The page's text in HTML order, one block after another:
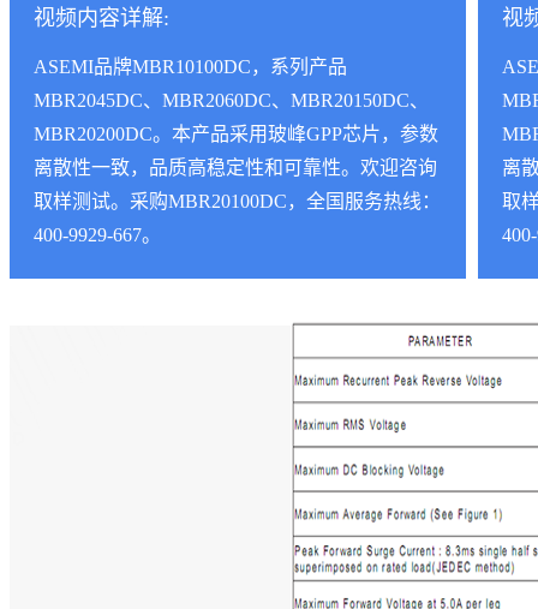
视频内容详解:
ASEMI品牌MBR10100DC，系列产品
MBR2045DC、MBR2060DC、MBR20150DC、
MBR20200DC。本产品采用玻峰GPP芯片，参数
离散性一致，品质高稳定性和可靠性。欢迎咨询
取样测试。采购MBR20100DC，全国服务热线：
400-9929-667。
视
离
取